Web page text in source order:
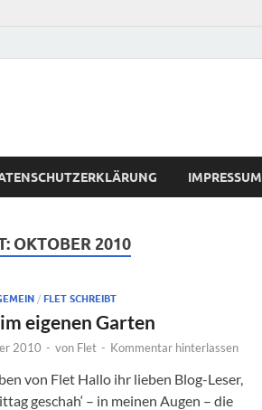
IMPRESSUM
OKTOBER 2010
/ FLET SCHREIBT
eigenen Garten
2010 - von Flet - Kommentar hinterlassen
von Flet Hallo ihr lieben Blog-Leser,
geschah‘ – in meinen Augen – die